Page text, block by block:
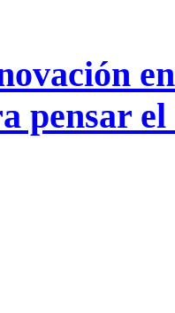
pensar